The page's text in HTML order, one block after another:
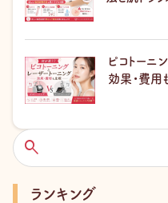
ピコトーニ
効果・費用
検
索
ランキング